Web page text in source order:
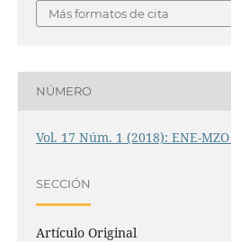
Más formatos de cita
NÚMERO
Vol. 17 Núm. 1 (2018): ENE-
SECCIÓN
Artículo Original